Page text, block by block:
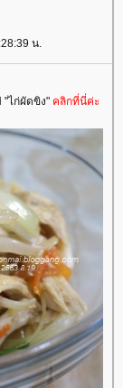
น.
"ไก่ผัดขิง" คลิกที่นี่ค่ะ